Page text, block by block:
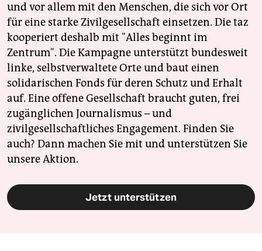
und vor allem mit den Menschen, die sich vor Ort
für eine starke Zivilgesellschaft einsetzen. Die taz
kooperiert deshalb mit "Alles beginnt im
Zentrum". Die Kampagne unterstützt bundesweit
linke, selbstverwaltete Orte und baut einen
solidarischen Fonds für deren Schutz und Erhalt
auf. Eine offene Gesellschaft braucht guten, frei
zugänglichen Journalismus – und
zivilgesellschaftliches Engagement. Finden Sie
auch? Dann machen Sie mit und unterstützen Sie
unsere Aktion.
Jetzt unterstützen